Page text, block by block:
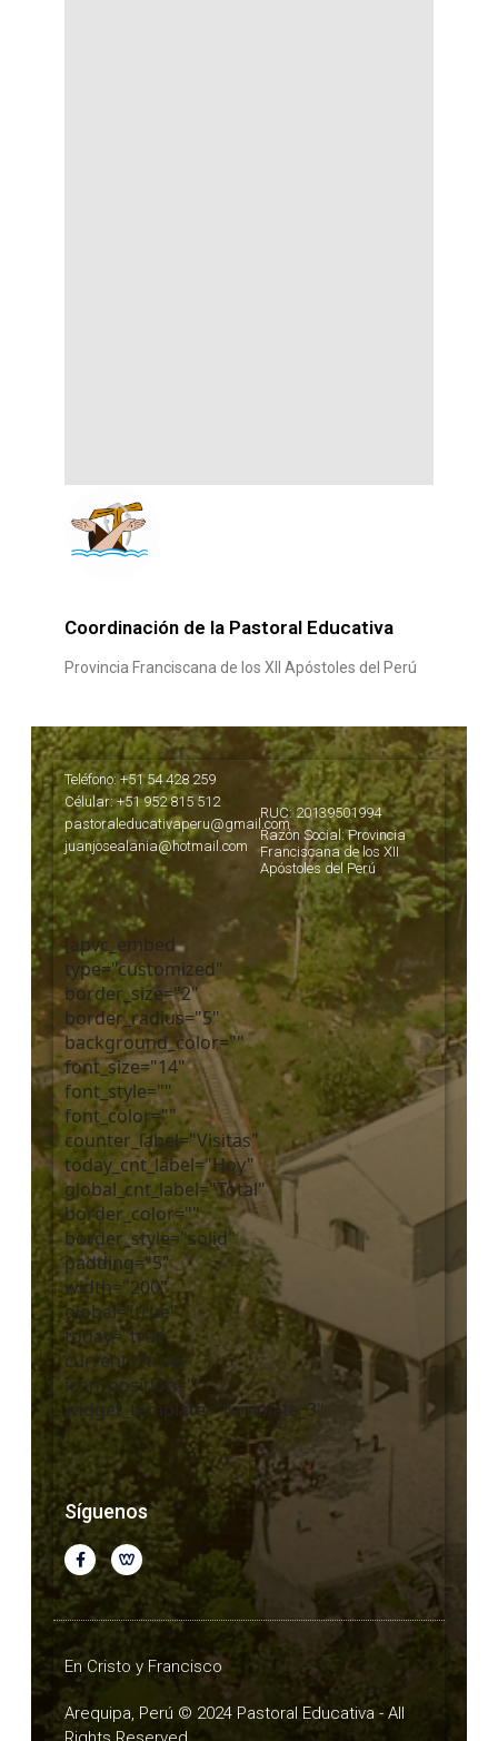
Coordinación de la Pastoral Educativa
Provincia Franciscana de los XII Apóstoles del Perú
Teléfono: +51 54 428 259
Célular: +51 952 815 512
pastoraleducativaperu@gmail.com
juanjosealania@hotmail.com
RUC: 20139501994
Razón Social: Provincia
Franciscana de los XII
Apóstoles del Perú
[apvc_embed
type="customized"
border_size="2"
border_radius="5"
background_color=""
font_size="14"
font_style=""
font_color=""
counter_label="Visitas"
today_cnt_label="Hoy"
global_cnt_label="Total"
border_color=""
border_style="solid"
padding="5"
width="200"
global="true"
today="true"
current="true"
icon_position=""
widget_template="template_3"
]
Síguenos
En Cristo y Francisco
Arequipa, Perú © 2024 Pastoral Educativa - All